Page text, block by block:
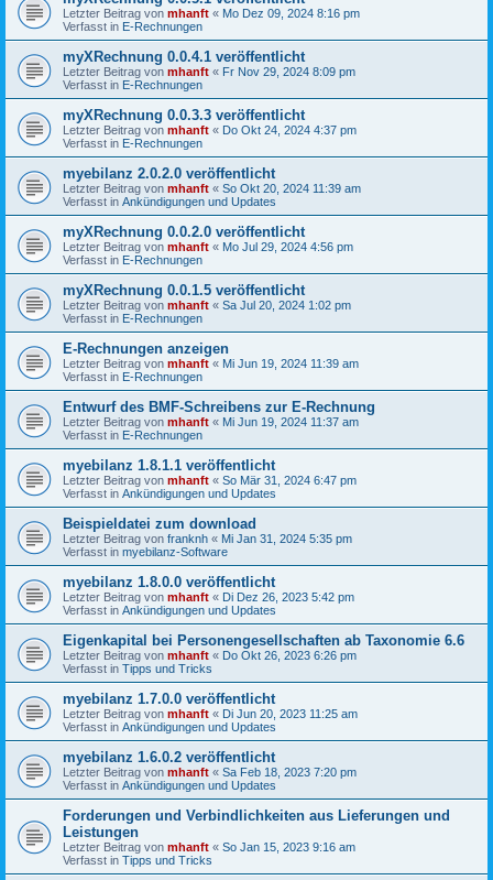
Letzter Beitrag von mhanft « Mo Dez 09, 2024 8:16 pm
Verfasst in E-Rechnungen
myXRechnung 0.0.4.1 veröffentlicht
Letzter Beitrag von mhanft « Fr Nov 29, 2024 8:09 pm
Verfasst in E-Rechnungen
myXRechnung 0.0.3.3 veröffentlicht
Letzter Beitrag von mhanft « Do Okt 24, 2024 4:37 pm
Verfasst in E-Rechnungen
myebilanz 2.0.2.0 veröffentlicht
Letzter Beitrag von mhanft « So Okt 20, 2024 11:39 am
Verfasst in Ankündigungen und Updates
myXRechnung 0.0.2.0 veröffentlicht
Letzter Beitrag von mhanft « Mo Jul 29, 2024 4:56 pm
Verfasst in E-Rechnungen
myXRechnung 0.0.1.5 veröffentlicht
Letzter Beitrag von mhanft « Sa Jul 20, 2024 1:02 pm
Verfasst in E-Rechnungen
E-Rechnungen anzeigen
Letzter Beitrag von mhanft « Mi Jun 19, 2024 11:39 am
Verfasst in E-Rechnungen
Entwurf des BMF-Schreibens zur E-Rechnung
Letzter Beitrag von mhanft « Mi Jun 19, 2024 11:37 am
Verfasst in E-Rechnungen
myebilanz 1.8.1.1 veröffentlicht
Letzter Beitrag von mhanft « So Mär 31, 2024 6:47 pm
Verfasst in Ankündigungen und Updates
Beispieldatei zum download
Letzter Beitrag von franknh « Mi Jan 31, 2024 5:35 pm
Verfasst in myebilanz-Software
myebilanz 1.8.0.0 veröffentlicht
Letzter Beitrag von mhanft « Di Dez 26, 2023 5:42 pm
Verfasst in Ankündigungen und Updates
Eigenkapital bei Personengesellschaften ab Taxonomie 6.6
Letzter Beitrag von mhanft « Do Okt 26, 2023 6:26 pm
Verfasst in Tipps und Tricks
myebilanz 1.7.0.0 veröffentlicht
Letzter Beitrag von mhanft « Di Jun 20, 2023 11:25 am
Verfasst in Ankündigungen und Updates
myebilanz 1.6.0.2 veröffentlicht
Letzter Beitrag von mhanft « Sa Feb 18, 2023 7:20 pm
Verfasst in Ankündigungen und Updates
Forderungen und Verbindlichkeiten aus Lieferungen und
Leistungen
Letzter Beitrag von mhanft « So Jan 15, 2023 9:16 am
Verfasst in Tipps und Tricks